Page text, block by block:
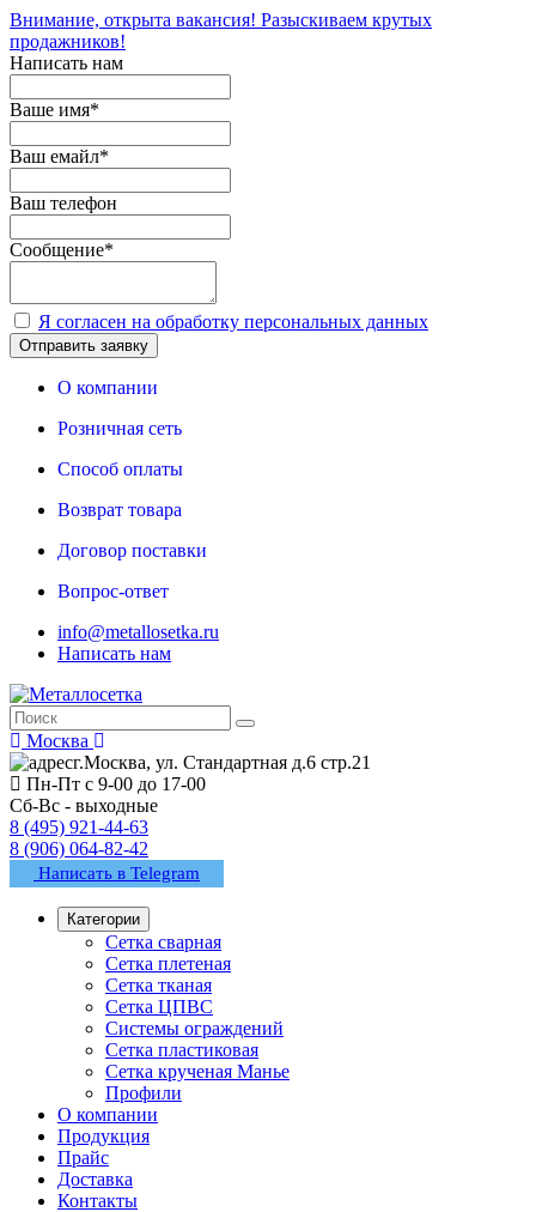
Внимание, открыта вакансия! Разыскиваем крутых
продажников!
Написать нам
Ваше имя*
Ваш емайл*
Ваш телефон
Сообщение*
Я согласен на обработку персональных данных
Отправить заявку
О компании
Розничная сеть
Способ оплаты
Возврат товара
Договор поставки
Вопрос-ответ
info@metallosetka.ru
Написать нам
Москва
г.Москва, ул. Стандартная д.6 стр.21
Пн-Пт с 9-00 до 17-00
Сб-Вс - выходные
8 (495) 921-44-63
8 (906) 064-82-42
Написать в Telegram
Категории
Сетка сварная
Сетка плетеная
Сетка тканая
Сетка ЦПВС
Системы ограждений
Сетка пластиковая
Сетка крученая Манье
Профили
О компании
Продукция
Прайс
Доставка
Контакты